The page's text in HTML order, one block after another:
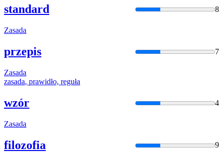
standard 8
Zasada
przepis 7
Zasada
zasada, prawidło, reguła
wzór 4
Zasada
filozofia 9